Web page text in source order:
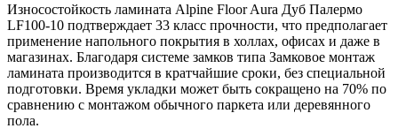
Износостойкость ламината Alpine Floor Aura Дуб Палермо
LF100-10 подтверждает 33 класс прочности, что предполагает
применение напольного покрытия в холлах, офисах и даже в
магазинах. Благодаря системе замков типа Замковое монтаж
ламината производится в кратчайшие сроки, без специальной
подготовки. Время укладки может быть сокращено на 70% по
сравнению с монтажом обычного паркета или деревянного
пола.